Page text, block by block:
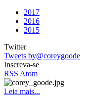
2017
2016
2015
Twitter
Tweets by@coreygoode
Inscreva-se
RSS Atom
Leia mais...